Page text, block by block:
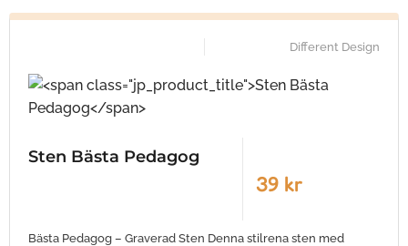
Different Design
Sten Bästa Pedagog
39 kr
Bästa Pedagog – Graverad Sten Denna stilrena sten med